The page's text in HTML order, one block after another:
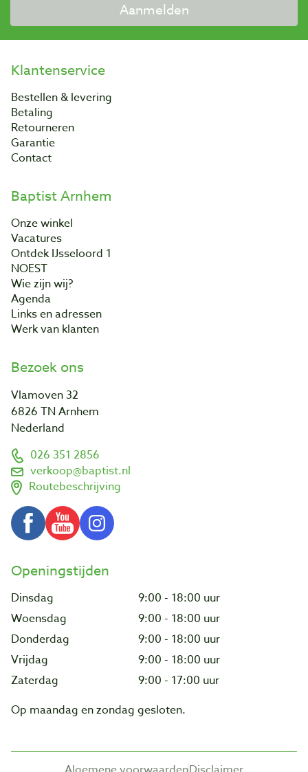
Aanmelden
Klantenservice
Bestellen & levering
Betaling
Retourneren
Garantie
Contact
Baptist Arnhem
Onze winkel
Vacatures
Ontdek IJsseloord 1
NOEST
Wie zijn wij?
Agenda
Links en adressen
Werk van klanten
Bezoek ons
Vlamoven 32
6826 TN Arnhem
Nederland
026 351 2856
verkoop@baptist.nl
Routebeschrijving
Openingstijden
Dinsdag
9:00 - 18:00 uur
Woensdag
9:00 - 18:00 uur
Donderdag
9:00 - 18:00 uur
Vrijdag
9:00 - 18:00 uur
Zaterdag
9:00 - 17:00 uur
Op maandag en zondag gesloten.